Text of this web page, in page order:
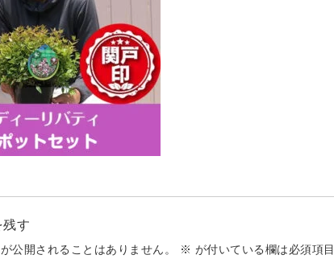
残す
公開されることはありません。 ※ が付いている欄は必須項